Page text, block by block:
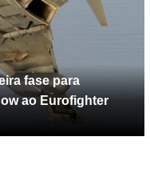
fase para
ao Eurofighter